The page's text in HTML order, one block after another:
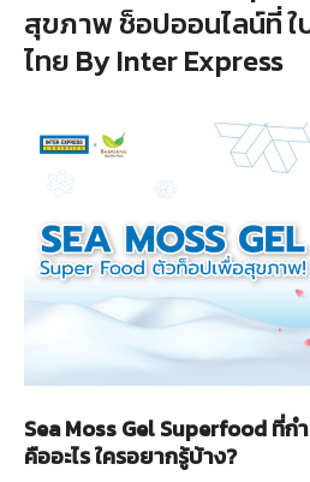
สุขภาพ ช็อปออนไลน์ที่ ใ
ไทย By Inter Express
Sea Moss Gel Superfood ที่
คืออะไร ใครอยากรู้บ้าง?